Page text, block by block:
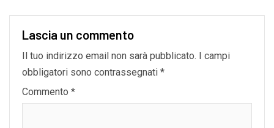
Lascia un commento
Il tuo indirizzo email non sarà pubblicato. I campi
obbligatori sono contrassegnati *
Commento *